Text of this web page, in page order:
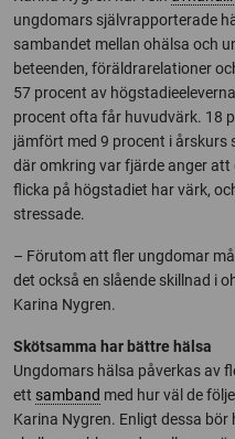
ungdomars självrapporterade
sambandet mellan ohälsa och
beteenden, föräldrarelationer
57 procent av
procent ofta får huvudvärk. 18
jämfört med 9 procent i årskurs
där omkring var fjärde anger
flicka på högstadiet har värk,
stressade.
– Förutom att fler ungdomar
det också en slående skillnad i
Karina Nygren.
Skötsamma har bättre hälsa
Ungdomars hälsa påverkas av
ett samband med hur väl de
Karina Nygren. Enligt dessa